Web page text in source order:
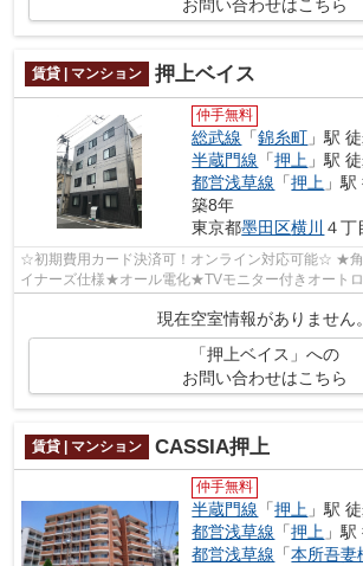
お問い合わせはこちら
賃貸 | マンション 押上ベイス
仲手無料
総武線 「錦糸町 」駅
半蔵門線 「押上 」駅
都営浅草線 「押上 」
築8年
東京都墨田区横川 ４丁
☆初期費用カード決済可！オンライン対応可能☆ ★
イナーズ仕様★オール電化★TVモニター付きオート
★IHコンロ★独立洗面台★温水洗浄便座★駐輪場（空
現在空室情報がありません。
「押上ベイス」への
お問い合わせはこちら
賃貸 | マンション CASSIA押上
仲手無料
半蔵門線 「押上 」駅
都営浅草線 「押上 」
都営浅草線 「本所吾妻